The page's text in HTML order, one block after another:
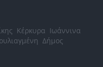
Κέρκυρα Ιωάννινα
Δήμος